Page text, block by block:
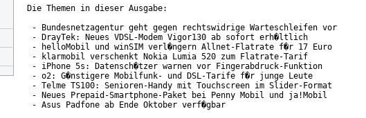
Die Themen in dieser Ausgabe:
- Bundesnetzagentur geht gegen rechtswidrige Warteschleifen vor
- DrayTek: Neues VDSL-Modem Vigor130 ab sofort erh�ltlich
- helloMobil und winSIM verl�ngern Allnet-Flatrate f�r 17 Euro
- klarmobil verschenkt Nokia Lumia 520 zum Flatrate-Tarif
- iPhone 5s: Datensch�tzer warnen vor Fingerabdruck-Funktion
- o2: G�nstigere Mobilfunk- und DSL-Tarife f�r junge Leute
- Telme TS100: Senioren-Handy mit Touchscreen im Slider-Format
- Neues Prepaid-Smartphone-Paket bei Penny Mobil und ja!Mobil
- Asus Padfone ab Ende Oktober verf�gbar